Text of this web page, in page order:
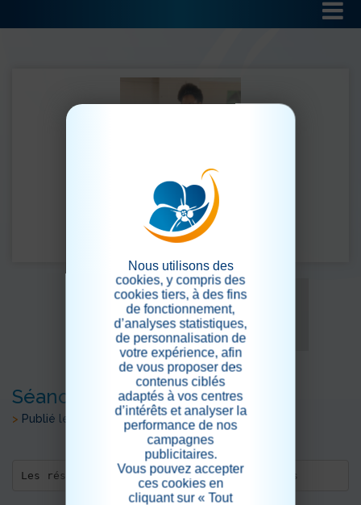
Séance beauté
> Publié le 03/05/2024
Les résidents chouchoutés par les soignants
Nous utilisons des
cookies, y compris des
cookies tiers, à des fins
de fonctionnement,
d’analyses statistiques,
de personnalisation de
votre expérience, afin
de vous proposer des
contenus ciblés
adaptés à vos centres
d’intérêts et analyser la
performance de nos
campagnes
publicitaires.
Vous pouvez accepter
ces cookies en
cliquant sur « Tout